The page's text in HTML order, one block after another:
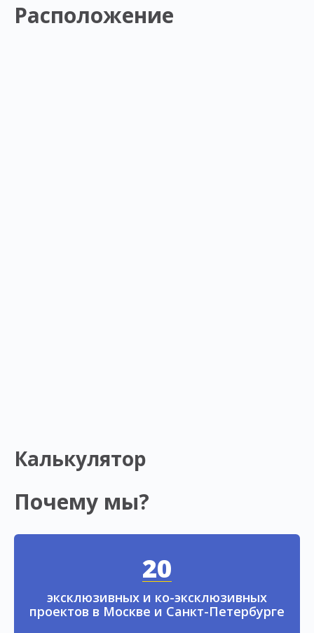
Расположение
Калькулятор
Почему мы?
20
эксклюзивных и ко-эксклюзивных
проектов в Москве и Санкт-Петербурге